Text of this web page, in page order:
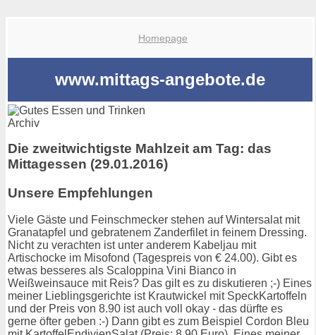
Homepage
www.mittags-angebote.de
Archiv
Die zweitwichtigste Mahlzeit am Tag: das
Mittagessen (29.01.2016)
Unsere Empfehlungen
Viele Gäste und Feinschmecker stehen auf Wintersalat mit
Granatapfel und gebratenem Zanderfilet in feinem Dressing.
Nicht zu verachten ist unter anderem Kabeljau mit
Artischocke im Misofond (Tagespreis von € 24.00). Gibt es
etwas besseres als Scaloppina Vini Bianco in
Weißweinsauce mit Reis? Das gilt es zu diskutieren ;-) Eines
meiner Lieblingsgerichte ist Krautwickel mit SpeckKartoffeln
und der Preis von 8.90 ist auch voll okay - das dürfte es
gerne öfter geben :-) Dann gibt es zum Beispiel Cordon Bleu